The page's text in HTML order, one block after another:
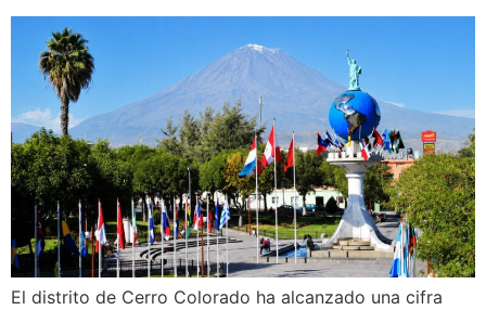
El distrito de Cerro Colorado ha alcanzado una cifra